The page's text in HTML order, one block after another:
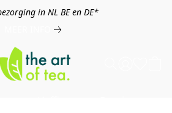
in NL BE en DE*